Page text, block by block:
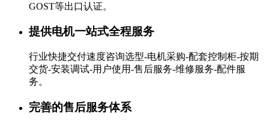
GOST等出口认证。
提供电机一站式全程服务
行业快捷交付速度咨询选型-电机采购-配套控制柜-按期
交货-安装调试-用户使用-售后服务-维修服务-配件服
务。
完善的售后服务体系